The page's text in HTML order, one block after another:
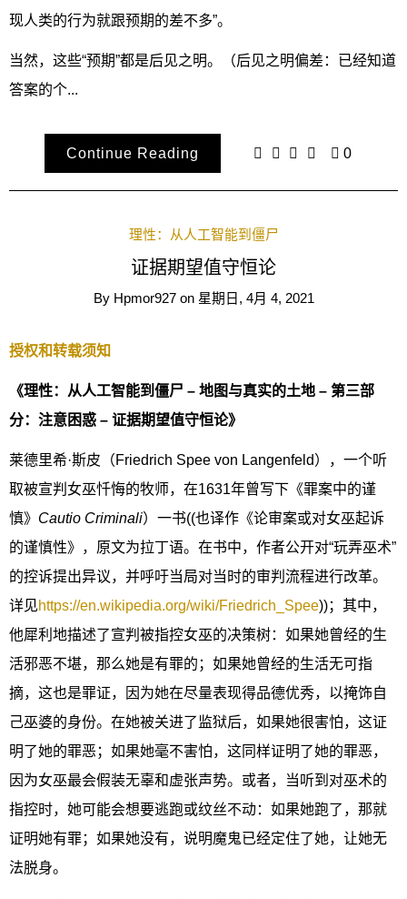
现人类的行为就跟预期的差不多”。
当然，这些“预期”都是后见之明。（后见之明偏差：已经知道
答案的个...
Continue Reading 0
理性：从人工智能到僵尸
证据期望值守恒论
By Hpmor927 on 星期日, 4月 4, 2021
授权和转载须知
《理性：从人工智能到僵尸 – 地图与真实的土地 – 第三部
分：注意困惑 – 证据期望值守恒论》
莱德里希·斯皮（Friedrich Spee von Langenfeld），一个听
取被宣判女巫忏悔的牧师，在1631年曾写下《罪案中的谨
慎》 Cautio Criminali）一书((也译作《论审案或对女巫起诉
的谨慎性》，原文为拉丁语。在书中，作者公开对“玩弄巫术”
的控诉提出异议，并呼吁当局对当时的审判流程进行改革。
详见https://en.wikipedia.org/wiki/Friedrich_Spee))；其中，
他犀利地描述了宣判被指控女巫的决策树：如果她曾经的生
活邪恶不堪，那么她是有罪的；如果她曾经的生活无可指
摘，这也是罪证，因为她在尽量表现得品德优秀，以掩饰自
己巫婆的身份。在她被关进了监狱后，如果她很害怕，这证
明了她的罪恶；如果她毫不害怕，这同样证明了她的罪恶，
因为女巫最会假装无辜和虚张声势。或者，当听到对巫术的
指控时，她可能会想要逃跑或纹丝不动：如果她跑了，那就
证明她有罪；如果她没有，说明魔鬼已经定住了她，让她无
法脱身。